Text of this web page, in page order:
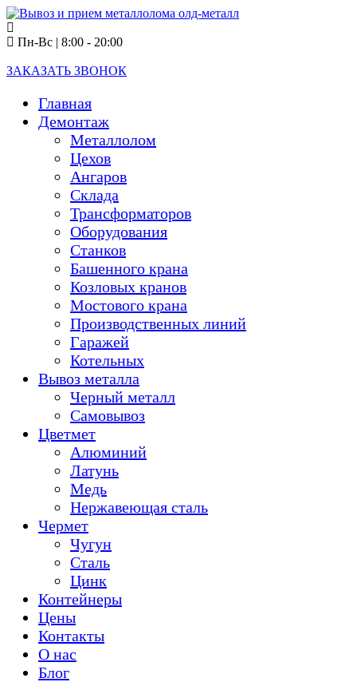
Пн-Вс | 8:00 - 20:00
ЗАКАЗАТЬ ЗВОНОК
Главная
Демонтаж
Металлолом
Цехов
Ангаров
Склада
Трансформаторов
Оборудования
Станков
Башенного крана
Козловых кранов
Мостового крана
Производственных линий
Гаражей
Котельных
Вывоз металла
Черный металл
Самовывоз
Цветмет
Алюминий
Латунь
Медь
Нержавеющая сталь
Чермет
Чугун
Сталь
Цинк
Контейнеры
Цены
Контакты
О нас
Блог